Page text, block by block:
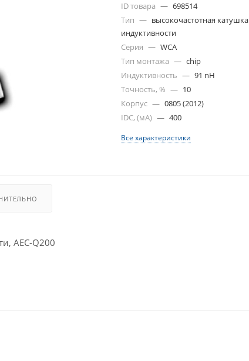
ID товара — 698514
Тип — высокочастотная катушка
индуктивности
Серия — WCA
Тип монтажа — chip
Индуктивность — 91 nH
Точность, % — 10
Корпус — 0805 (2012)
IDC, (мА) — 400
Все характеристики
AEC-Q200